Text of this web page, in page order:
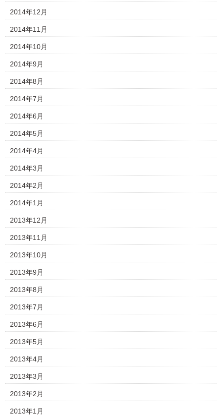
2014年12月
2014年11月
2014年10月
2014年9月
2014年8月
2014年7月
2014年6月
2014年5月
2014年4月
2014年3月
2014年2月
2014年1月
2013年12月
2013年11月
2013年10月
2013年9月
2013年8月
2013年7月
2013年6月
2013年5月
2013年4月
2013年3月
2013年2月
2013年1月